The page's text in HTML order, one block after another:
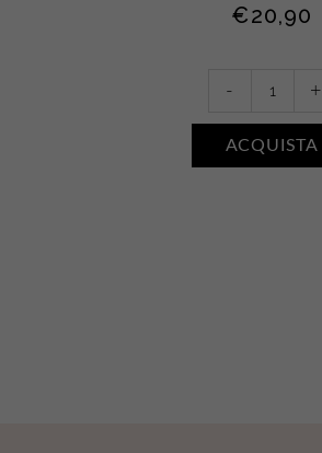
€20,90
viso
quantity
- +
ACQUISTA